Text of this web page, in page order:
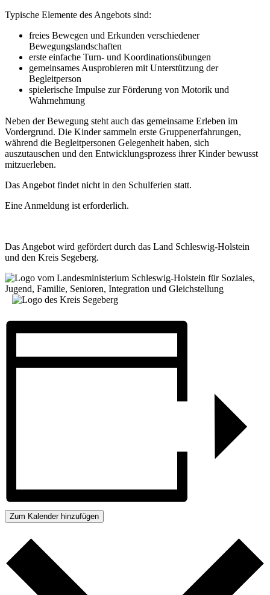
Typische Elemente des Angebots sind:
freies Bewegen und Erkunden verschiedener
Bewegungslandschaften
erste einfache Turn‑ und Koordinationsübungen
gemeinsames Ausprobieren mit Unterstützung der
Begleitperson
spielerische Impulse zur Förderung von Motorik und
Wahrnehmung
Neben der Bewegung steht auch das gemeinsame Erleben im
Vordergrund. Die Kinder sammeln erste Gruppenerfahrungen,
während die Begleitpersonen Gelegenheit haben, sich
auszutauschen und den Entwicklungsprozess ihrer Kinder bewusst
mitzuerleben.
Das Angebot findet nicht in den Schulferien statt.
Eine Anmeldung ist erforderlich.
Das Angebot wird gefördert durch das Land Schleswig-Holstein
und den Kreis Segeberg.
Zum Kalender hinzufügen